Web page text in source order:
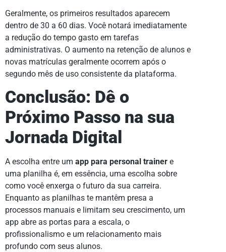
Geralmente, os primeiros resultados aparecem
dentro de 30 a 60 dias. Você notará imediatamente
a redução do tempo gasto em tarefas
administrativas. O aumento na retenção de alunos e
novas matrículas geralmente ocorrem após o
segundo mês de uso consistente da plataforma.
Conclusão: Dê o
Próximo Passo na sua
Jornada Digital
A escolha entre um app para personal trainer e
uma planilha é, em essência, uma escolha sobre
como você enxerga o futuro da sua carreira.
Enquanto as planilhas te mantêm presa a
processos manuais e limitam seu crescimento, um
app abre as portas para a escala, o
profissionalismo e um relacionamento mais
profundo com seus alunos.